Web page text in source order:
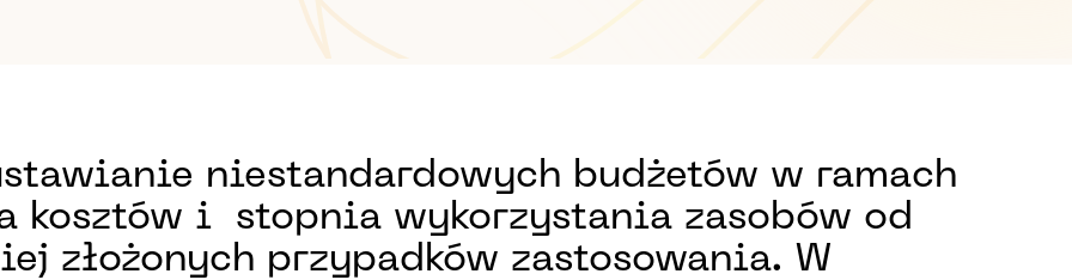
niestandardowych budżetów w ramach
kosztów i stopnia wykorzystania zasobów od
złożonych przypadków zastosowania. W